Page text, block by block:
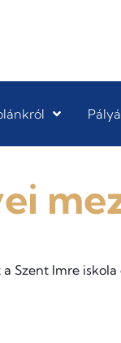
Szent Imre iskola